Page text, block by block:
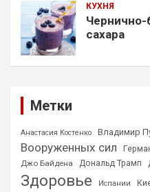
КУХНЯ
Чернично-
сахара
Метки
Анастасия Костенко Владимир
Вооруженных сил
Джо Байдена
Дональд Трамп
Здоровье Испании